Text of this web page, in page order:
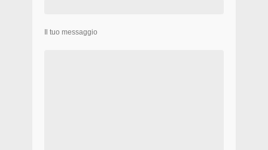
Il tuo messaggio